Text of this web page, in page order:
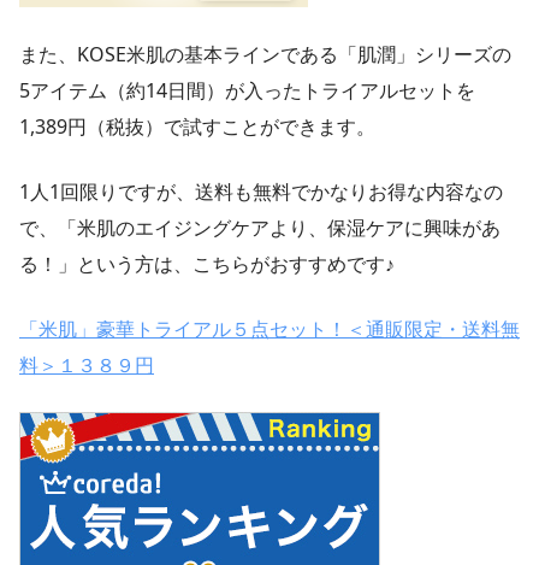
また、KOSE米肌の基本ラインである「肌潤」シリーズの
5アイテム（約14日間）が入ったトライアルセットを
1,389円（税抜）で試すことができます。
1人1回限りですが、送料も無料でかなりお得な内容なの
で、「米肌のエイジングケアより、保湿ケアに興味があ
る！」という方は、こちらがおすすめです♪
「米肌」豪華トライアル５点セット！＜通販限定・送料無
料＞１３８９円